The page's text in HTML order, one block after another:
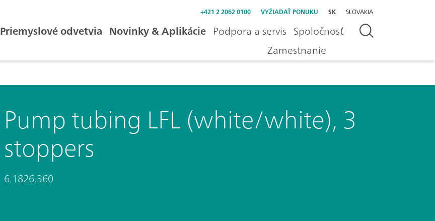
+421 2 2062 0100 VYŽIADAŤ PONUKU SK SLOVAKIA
Priemyslové odvetvia Novinky & Aplikácie Podpora a servis Spoločnosť
Zamestnanie
Pump tubing LFL (white/white), 3
stoppers
6.1826.360